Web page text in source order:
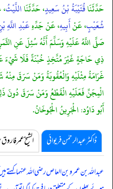
حَدَّثَنَاقُتَيْبَةُ بْنُ سَعِيدٍ، حَدَّثَنَااللَّيْثُ
شُعَيْبٍ، عَنْأَبِيهِ، عَنْ جَدِّهِعَبْدِ
صَلَّى اللَّهُ عَلَيْهِ وَسَلَّمَ أَنَّهُ سُئِلَ عَنِ
ذِي حَاجَةٍ غَيْرَ مُتَّخِذٍ خُبْنَةً فَلَا شَيْءَ
غَرَامَةُ مِثْلَيْهِ وَالْعُقُوبَةُ وَمَنْ سَرَقَ مِنْهُ
الْمِجَنِّ فَعَلَيْهِ الْقَطْعُ وَمَنْ سَرَقَ دُونَ
أَبُو دَاوُد: الْجَرِينُ الْجُوخَانُ.
ڈاکٹر عبدالرحمٰن فریوائی الشیخ عمر
عبداللہ بن عمرو بن العاص رضی اللہ عنہما کہتے